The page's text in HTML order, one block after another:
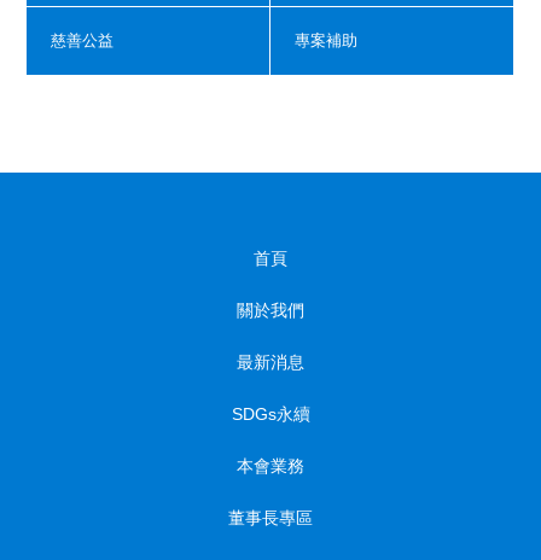
慈善公益 專案補助
首頁
關於我們
最新消息
SDGs永續
本會業務
董事長專區